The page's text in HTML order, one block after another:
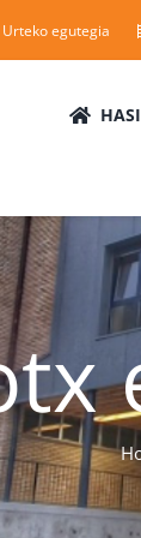
Urteko egutegia